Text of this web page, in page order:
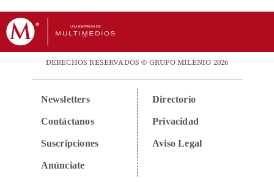
DERECHOS RESERVADOS © GRUPO MILENIO 2026
Newsletters
Contáctanos
Suscripciones
Anúnciate
Directorio
Privacidad
Aviso Legal